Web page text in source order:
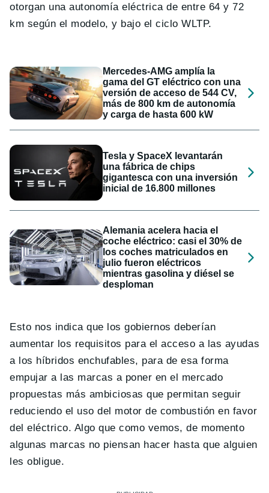
otorgan una autonomía eléctrica de entre 64 y 72
km según el modelo, y bajo el ciclo WLTP.
Mercedes-AMG amplía la
gama del GT eléctrico con una
versión de acceso de 544 CV,
más de 800 km de autonomía
y carga de hasta 600 kW
Tesla y SpaceX levantarán
una fábrica de chips
gigantesca con una inversión
inicial de 16.800 millones
Alemania acelera hacia el
coche eléctrico: casi el 30% de
los coches matriculados en
julio fueron eléctricos
mientras gasolina y diésel se
desploman
Esto nos indica que los gobiernos deberían
aumentar los requisitos para el acceso a las ayudas
a los híbridos enchufables, para de esa forma
empujar a las marcas a poner en el mercado
propuestas más ambiciosas que permitan seguir
reduciendo el uso del motor de combustión en favor
del eléctrico. Algo que como vemos, de momento
algunas marcas no piensan hacer hasta que alguien
les obligue.